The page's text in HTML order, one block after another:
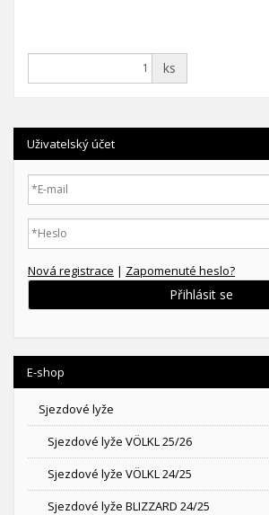
ks
Uživatelský účet
Nová registrace | Zapomenuté heslo?
Přihlásit se
E-shop
Sjezdové lyže
Sjezdové lyže VÖLKL 25/26
Sjezdové lyže VÖLKL 24/25
Sjezdové lyže BLIZZARD 24/25